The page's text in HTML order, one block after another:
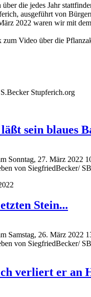
über die jedes Jahr
ausgeführt von
2022 waren wir mit
Video über die
Stupferich.org
sein blaues
Sonntag, 27. März 2022
von SiegfriedBecker/
Stein...
Samstag, 26. März 2022
von SiegfriedBecker/
verliert er an